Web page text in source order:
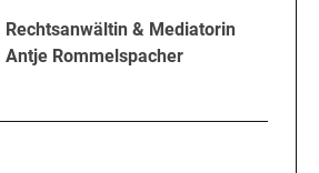
Rechtsanwältin & Mediatorin
Antje Rommelspacher